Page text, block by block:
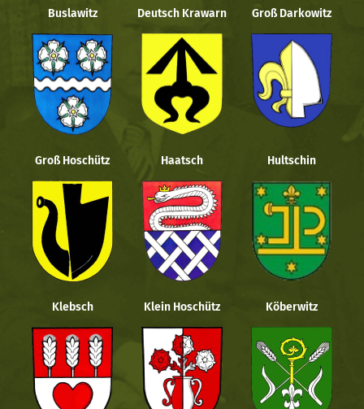
Buslawitz Deutsch Krawarn Groß Darkowitz
Groß Hoschütz Haatsch Hultschin
Klebsch Klein Hoschütz Köberwitz